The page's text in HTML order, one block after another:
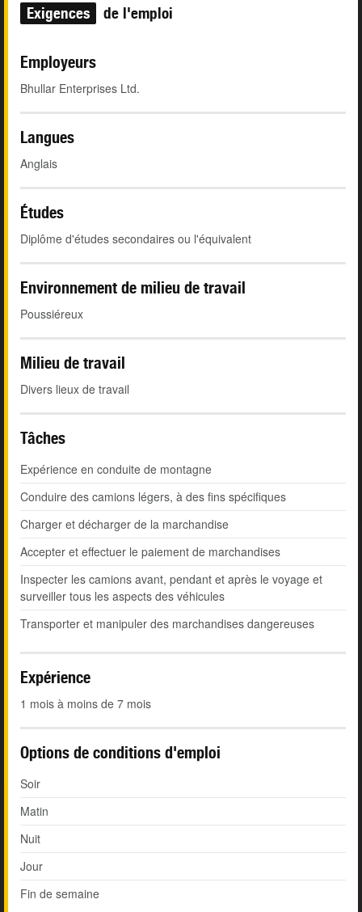
Exigences de l'emploi
Employeurs
Bhullar Enterprises Ltd.
Langues
Anglais
Études
Diplôme d'études secondaires ou l'équivalent
Environnement de milieu de travail
Poussiéreux
Milieu de travail
Divers lieux de travail
Tâches
Expérience en conduite de montagne
Conduire des camions légers, à des fins spécifiques
Charger et décharger de la marchandise
Accepter et effectuer le paiement de marchandises
Inspecter les camions avant, pendant et après le voyage et
surveiller tous les aspects des véhicules
Transporter et manipuler des marchandises dangereuses
Expérience
1 mois à moins de 7 mois
Options de conditions d'emploi
Soir
Matin
Nuit
Jour
Fin de semaine